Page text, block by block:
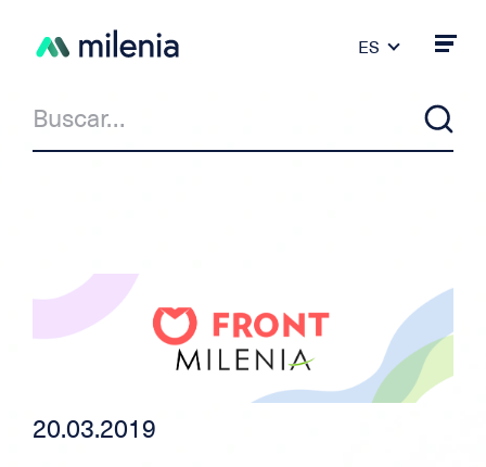
ES
20.03.2019
Milenia & Co
Crédito Privado
Crédito auto/moto